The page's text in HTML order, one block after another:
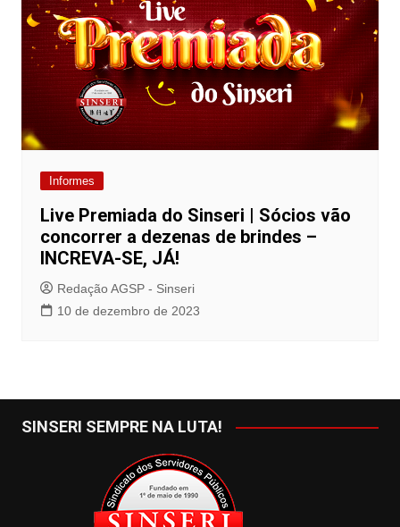
Informes
Live Premiada do Sinseri | Sócios vão
concorrer a dezenas de brindes –
INCREVA-SE, JÁ!
Redação AGSP - Sinseri
10 de dezembro de 2023
SINSERI SEMPRE NA LUTA!